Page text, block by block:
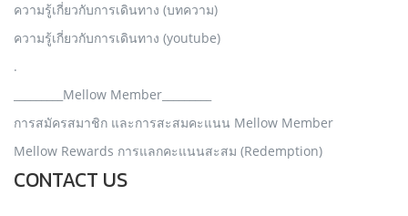
ความรู้เกี่ยวกับการเดินทาง (บทความ)
ความรู้เกี่ยวกับการเดินทาง (youtube)
.
_________Mellow Member_________
การสมัครสมาชิก และการสะสมคะแนน Mellow Member
Mellow Rewards การแลกคะแนนสะสม (Redemption)
CONTACT US